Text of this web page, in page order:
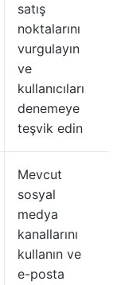
satış
noktalarını
vurgulayın
ve
kullanıcıları
denemeye
teşvik edin
Mevcut
sosyal
medya
kanallarını
kullanın ve
e-posta